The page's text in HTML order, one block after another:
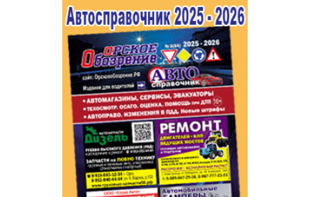
Строительство и ремонт
Авто и мото
Рестораны, кафе, бары
Телекоммуникации и связь
Торговля
Бизнес и финансы
Юристы, Экспертиза, Страхование
Популярное →
Строительство и ремонт